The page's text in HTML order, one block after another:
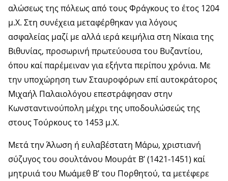
αλώσεως της πόλεως από τους Φράγκους το έτος 1204
μ.Χ. Στη συνέχεια μεταφέρθηκαν για λόγους
ασφαλείας μαζί με αλλά ιερά κειμήλια στη Νίκαια της
Βιθυνίας, προσωρινή πρωτεύουσα του Βυζαντίου,
όπου καί παρέμειναν για εξήντα περίπου χρόνια. Με
την υποχώρηση των Σταυροφόρων επί αυτοκράτορος
Μιχαήλ Παλαιολόγου επεστράφησαν στην
Κωνσταντινούπολη μέχρι της υποδουλώσεώς της
στους Τούρκους το 1453 μ.Χ.
Μετά την Άλωση ή ευλαβέστατη Μάρω, χριστιανή
σύζυγος του σουλτάνου Μουράτ Β’ (1421-1451) καί
μητρυιά του Μωάμεθ Β’ του Πορθητού, τα μετέφερε